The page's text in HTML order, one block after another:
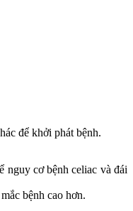
để khởi phát bệnh.
nguy cơ bệnh celiac và đái
bệnh cao hơn.